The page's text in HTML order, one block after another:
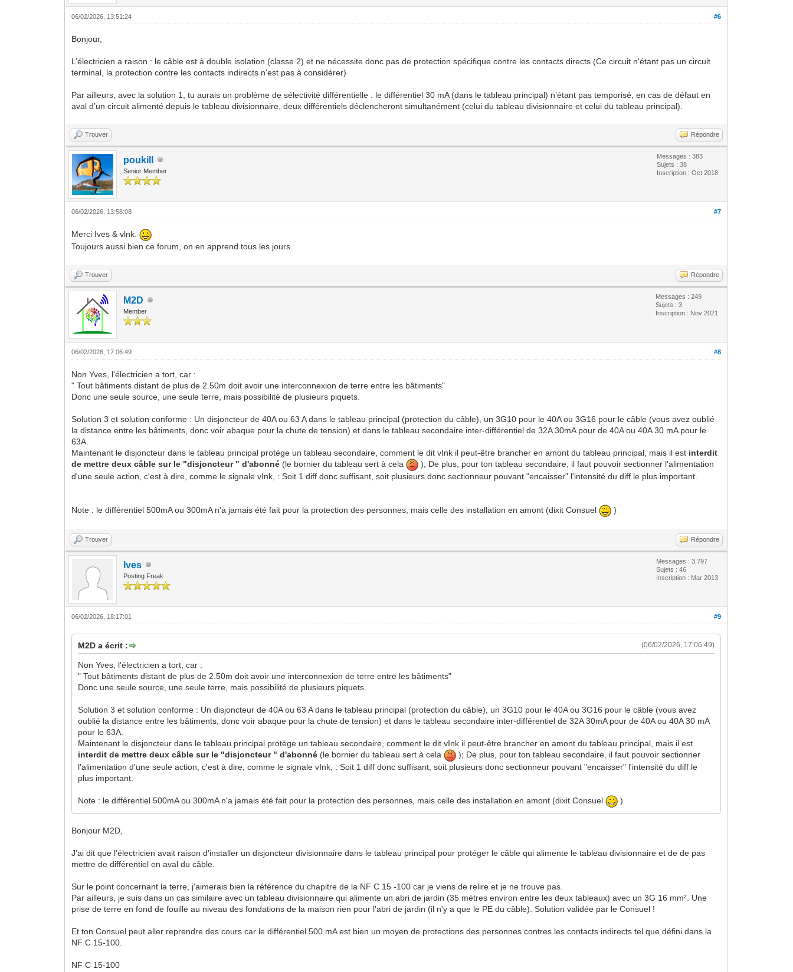
#6
06/02/2026, 13:51:24
Bonjour,
L’électricien a raison : le câble est à double isolation (classe 2) et ne nécessite donc pas de protection spécifique contre les contacts directs (Ce circuit n'étant pas un circuit
terminal, la protection contre les contacts indirects n'est pas à considérer)
Par ailleurs, avec la solution 1, tu aurais un problème de sélectivité différentielle : le différentiel 30 mA (dans le tableau principal) n’étant pas temporisé, en cas de défaut en
aval d’un circuit alimenté depuis le tableau divisionnaire, deux différentiels déclencheront simultanément (celui du tableau divisionnaire et celui du tableau principal).
Trouver Répondre
poukill
Senior Member
Messages : 383
Sujets : 38
Inscription : Oct 2018
#7
06/02/2026, 13:58:08
Merci Ives & vlnk.
Toujours aussi bien ce forum, on en apprend tous les jours.
Trouver Répondre
M2D
Member
Messages : 249
Sujets : 3
Inscription : Nov 2021
#8
06/02/2026, 17:06:49
Non Yves, l'électricien a tort, car :
" Tout bâtiments distant de plus de 2.50m doit avoir une interconnexion de terre entre les bâtiments"
Donc une seule source, une seule terre, mais possibilité de plusieurs piquets.
Solution 3 et solution conforme : Un disjoncteur de 40A ou 63 A dans le tableau principal (protection du câble), un 3G10 pour le 40A ou 3G16 pour le câble (vous avez oublié
la distance entre les bâtiments, donc voir abaque pour la chute de tension) et dans le tableau secondaire inter-différentiel de 32A 30mA pour de 40A ou 40A 30 mA pour le
63A.
Maintenant le disjoncteur dans le tableau principal protège un tableau secondaire, comment le dit vInk il peut-être brancher en amont du tableau principal, mais il est interdit
de mettre deux câble sur le "disjoncteur " d'abonné (le bornier du tableau sert à cela
); De plus, pour ton tableau secondaire, il faut pouvoir sectionner l'alimentation
d'une seule action, c'est à dire, comme le signale vInk, : Soit 1 diff donc suffisant, soit plusieurs donc sectionneur pouvant "encaisser" l'intensité du diff le plus important.
Note : le différentiel 500mA ou 300mA n'a jamais été fait pour la protection des personnes, mais celle des installation en amont (dixit Consuel )
Trouver Répondre
Ives
Posting Freak
Messages : 3,797
Sujets : 46
Inscription : Mar 2013
#9
06/02/2026, 18:17:01
(06/02/2026, 17:06:49)
M2D a écrit :
Non Yves, l'électricien a tort, car :
" Tout bâtiments distant de plus de 2.50m doit avoir une interconnexion de terre entre les bâtiments"
Donc une seule source, une seule terre, mais possibilité de plusieurs piquets.
Solution 3 et solution conforme : Un disjoncteur de 40A ou 63 A dans le tableau principal (protection du câble), un 3G10 pour le 40A ou 3G16 pour le câble (vous avez
oublié la distance entre les bâtiments, donc voir abaque pour la chute de tension) et dans le tableau secondaire inter-différentiel de 32A 30mA pour de 40A ou 40A 30 mA
pour le 63A.
Maintenant le disjoncteur dans le tableau principal protège un tableau secondaire, comment le dit vInk il peut-être brancher en amont du tableau principal, mais il est
interdit de mettre deux câble sur le "disjoncteur " d'abonné (le bornier du tableau sert à cela
); De plus, pour ton tableau secondaire, il faut pouvoir sectionner
l'alimentation d'une seule action, c'est à dire, comme le signale vInk, : Soit 1 diff donc suffisant, soit plusieurs donc sectionneur pouvant "encaisser" l'intensité du diff le
plus important.
Note : le différentiel 500mA ou 300mA n'a jamais été fait pour la protection des personnes, mais celle des installation en amont (dixit Consuel )
Bonjour M2D,
J'ai dit que l'électricien avait raison d'installer un disjoncteur divisionnaire dans le tableau principal pour protéger le câble qui alimente le tableau divisionnaire et de de pas
mettre de différentiel en aval du câble.
Sur le point concernant la terre, j'aimerais bien la référence du chapitre de la NF C 15 -100 car je viens de relire et je ne trouve pas.
Par ailleurs, je suis dans un cas similaire avec un tableau divisionnaire qui alimente un abri de jardin (35 mètres environ entre les deux tableaux) avec un 3G 16 mm². Une
prise de terre en fond de fouille au niveau des fondations de la maison rien pour l'abri de jardin (il n'y a que le PE du câble). Solution validée par le Consuel !
Et ton Consuel peut aller reprendre des cours car le différentiel 500 mA est bien un moyen de protections des personnes contres les contacts indirects tel que défini dans la
NF C 15-100.
NF C 15-100